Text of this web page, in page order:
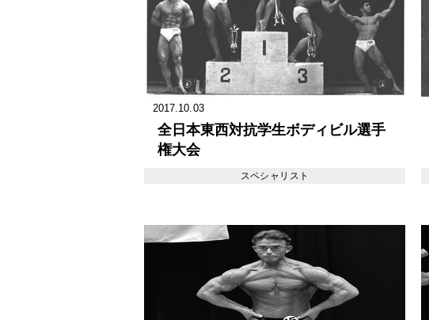
2017.10.03
全日本東西対抗学生ボディビル選手
権大会
スペシャリスト